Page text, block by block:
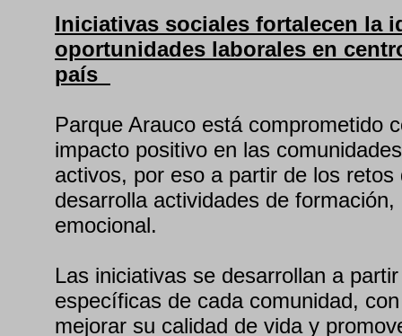
Iniciativas sociales fortalecen la
oportunidades laborales en
país
Parque Arauco está comprometido
impacto positivo en las
activos, por eso a partir de los
desarrolla actividades de
emocional.
Las iniciativas se desarrollan a
específicas de cada comunidad,
mejorar su calidad de vida y